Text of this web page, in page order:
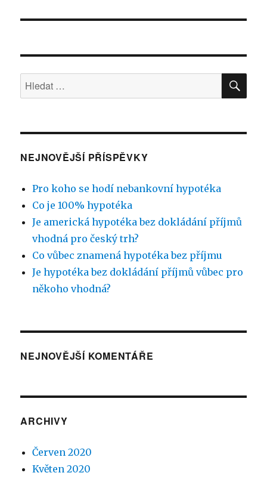
Hledat:
NEJNOVĚJŠÍ PŘÍSPĚVKY
Pro koho se hodí nebankovní hypotéka
Co je 100% hypotéka
Je americká hypotéka bez dokládání příjmů
vhodná pro český trh?
Co vůbec znamená hypotéka bez příjmu
Je hypotéka bez dokládání příjmů vůbec pro
někoho vhodná?
NEJNOVĚJŠÍ KOMENTÁŘE
ARCHIVY
Červen 2020
Květen 2020